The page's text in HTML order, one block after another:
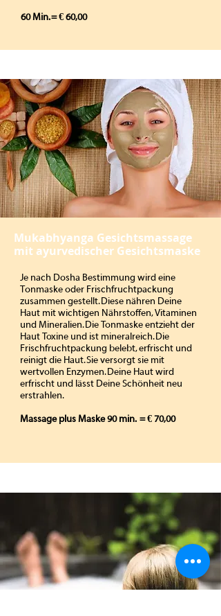
60 Min. = € 60,00
Mukabhyanga Gesichtsmassage
mit ayurvedischer Gesichtsmaske
Je nach Dosha Bestimmung wird eine
Tonmaske oder Frischfruchtpackung
zusammen gestellt. Diese nähren Deine
Haut mit wichtigen Nährstoffen, Vitaminen
und Mineralien. Die Tonmaske entzieht der
Haut Toxine und ist mineralreich. Die
Frischfruchtpackung belebt, erfrischt und
reinigt die Haut. Sie versorgt sie mit
wertvollen Enzymen. Deine Haut wird
erfrischt und lässt Deine Schönheit neu
erstrahlen.
Massage plus Maske 90 min. = € 70,00